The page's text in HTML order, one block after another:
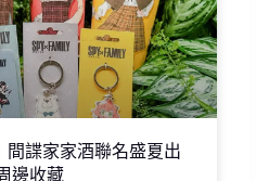
間諜家家酒聯名盛夏出
邊收藏